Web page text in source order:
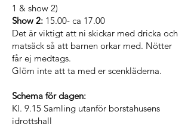
1 & show 2)
Show 2: 15.00- ca 17.00
Det är viktigt att ni skickar med dricka och
matsäck så att barnen orkar med. Nötter
får ej medtags.
Glöm inte att ta med er scenkläderna.
Schema för dagen:
Kl. 9.15 Samling utanför borstahusens
idrottshall